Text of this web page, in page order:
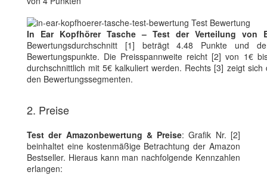
In Ear Kopfhörer Tasche – Test der Verteilung von
Bewertungsdurchschnitt [1] beträgt 4.48 Punkte und
Bewertungspunkte. Die Preisspannweite reicht [2] von 1€
durchschnittlich mit 5€ kalkuliert werden. Rechts [3] zeigt
den Bewertungssegmenten.
2. Preise
Test der Amazonbewertung & Preise: Grafik Nr. [2]
beinhaltet eine kostenmäßige Betrachtung der Amazon
Bestseller. Hieraus kann man nachfolgende Kennzahlen
erlangen: